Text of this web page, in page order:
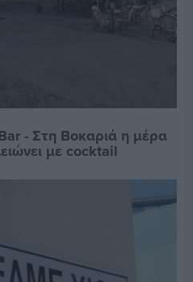
- Στη Βοκαριά η μέρα
με cocktail